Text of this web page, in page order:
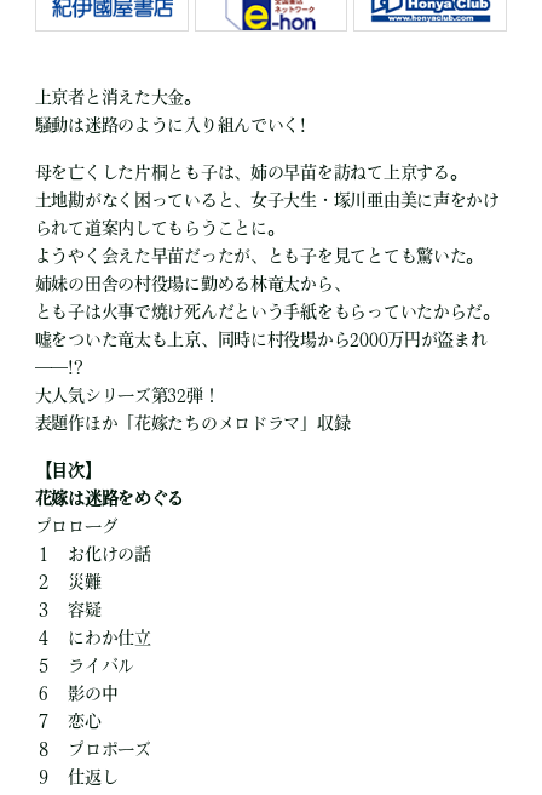
上京者と消えた大金。
騒動は迷路のように入り組んでいく!
母を亡くした片桐とも子は、姉の早苗を訪ねて上京する。
土地勘がなく困っていると、女子大生・塚川亜由美に声をかけ
られて道案内してもらうことに。
ようやく会えた早苗だったが、とも子を見てとても驚いた。
姉妹の田舎の村役場に勤める林竜太から、
とも子は火事で焼け死んだという手紙をもらっていたからだ。
嘘をついた竜太も上京、同時に村役場から2000万円が盗まれ
――!?
大人気シリーズ第32弾！
表題作ほか「花嫁たちのメロドラマ」収録
【目次】
花嫁は迷路をめぐる
プロローグ
１ お化けの話
２ 災難
３ 容疑
４ にわか仕立
５ ライバル
６ 影の中
７ 恋心
８ プロポーズ
９ 仕返し